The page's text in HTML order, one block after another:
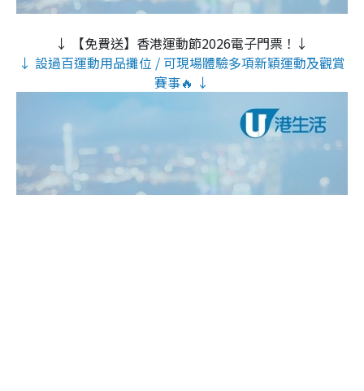
↓ 【免費送】香港運動節2026電子門票！↓
↓ 設過百運動用品攤位 / 可現場體驗多項新穎運動及觀賞
賽事🔥 ↓